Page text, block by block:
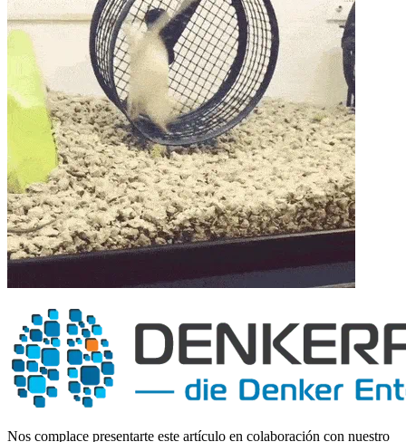
Nos complace presentarte este artículo en colaboración con nuestro